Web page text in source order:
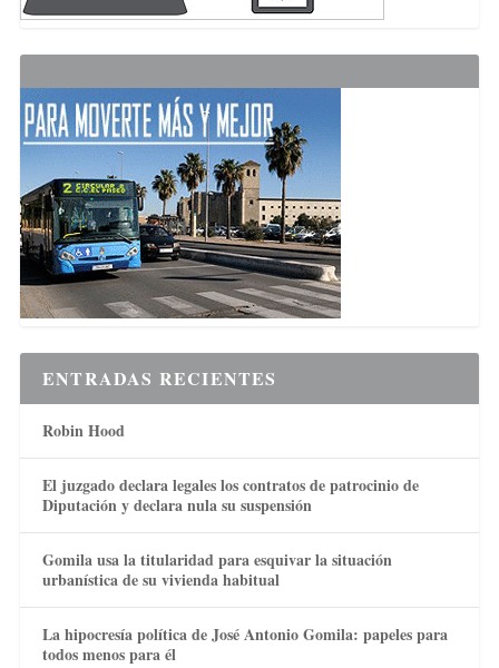
ENTRADAS RECIENTES
Robin Hood
El juzgado declara legales los contratos de patrocinio de
Diputación y declara nula su suspensión
Gomila usa la titularidad para esquivar la situación
urbanística de su vivienda habitual
La hipocresía política de José Antonio Gomila: papeles para
todos menos para él